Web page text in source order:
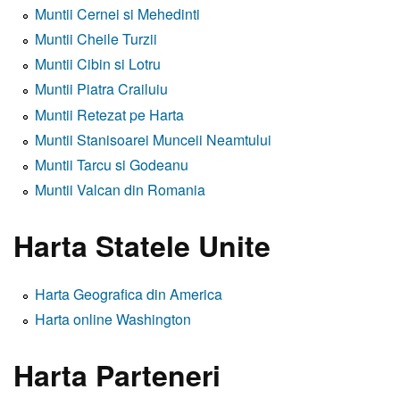
Muntii Cernei si Mehedinti
Muntii Cheile Turzii
Muntii Cibin si Lotru
Muntii Piatra Crailuiu
Muntii Retezat pe Harta
Muntii Stanisoarei Munceii Neamtului
Muntii Tarcu si Godeanu
Muntii Valcan din Romania
Harta Statele Unite
Harta Geografica din America
Harta online Washington
Harta Parteneri